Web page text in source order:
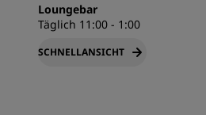
Loungebar
Täglich 11:00 - 1:00
SCHNELLANSICHT